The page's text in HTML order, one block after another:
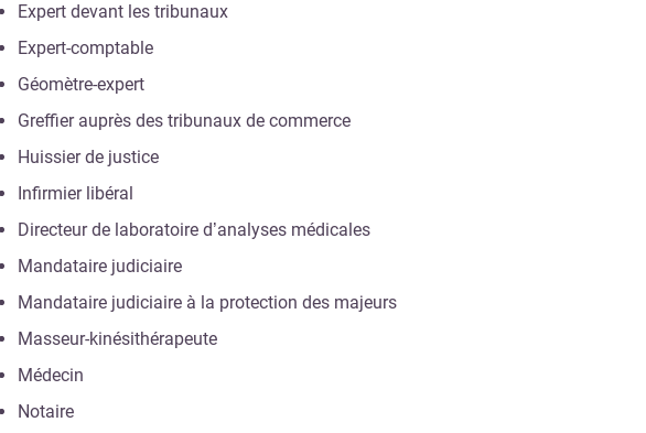
Expert devant les tribunaux
Expert-comptable
Géomètre-expert
Greffier auprès des tribunaux de commerce
Huissier de justice
Infirmier libéral
Directeur de laboratoire d’analyses médicales
Mandataire judiciaire
Mandataire judiciaire à la protection des majeurs
Masseur-kinésithérapeute
Médecin
Notaire